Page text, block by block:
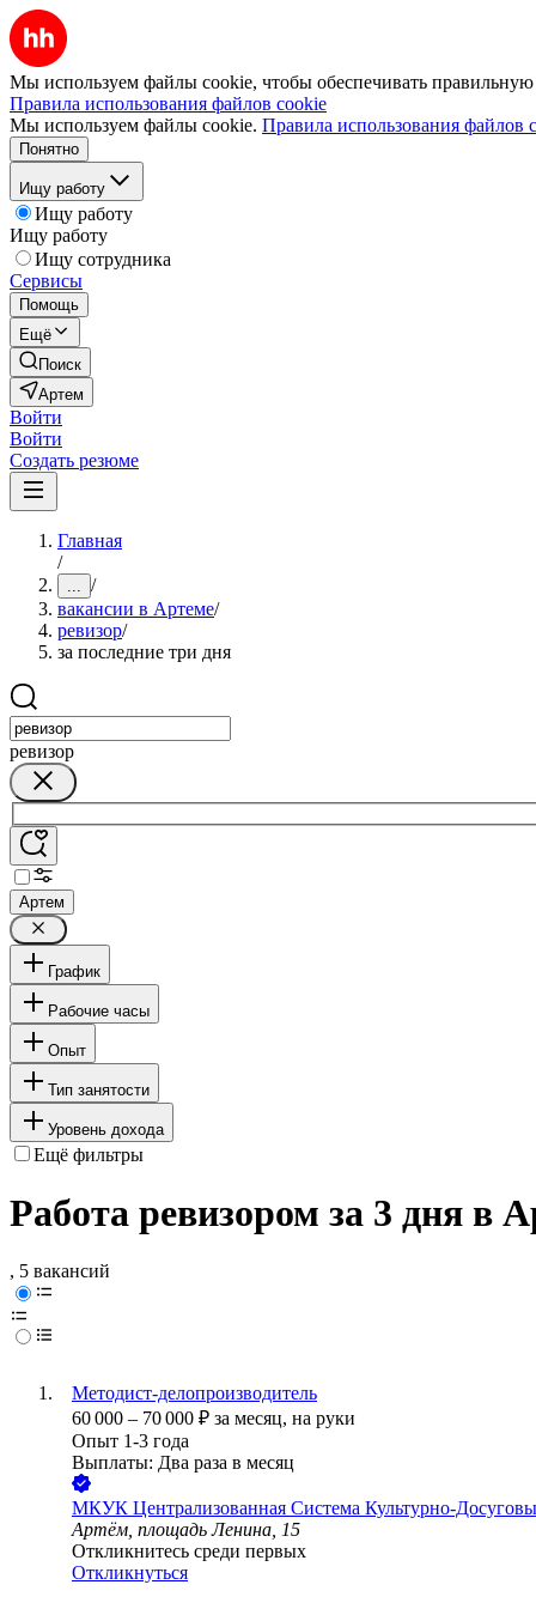
Мы используем файлы cookie, чтобы обеспечивать правильную
Правила использования файлов cookie
Мы используем файлы cookie. Правила использования файлов
Понятно
Ищу работу
Ищу работу
Ищу работу
Ищу сотрудника
Сервисы
Помощь
Ещё
Поиск
Артем
Войти
Войти
Создать резюме
Главная
/
... /
вакансии в Артеме/
ревизор/
за последние три дня
ревизор
Артем
График
Рабочие часы
Опыт
Тип занятости
Уровень дохода
Ещё фильтры
Работа ревизором за 3 дня в
, 5 вакансий
Методист-делопроизводитель
60 000 – 70 000 ₽ за месяц, на руки
Опыт 1-3 года
Выплаты: Два раза в месяц
МКУК Централизованная Система Культурно-
Артём, площадь Ленина, 15
Откликнитесь среди первых
Откликнуться